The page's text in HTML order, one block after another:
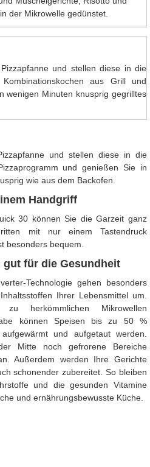
der Mikrowelle gedünstet.
und stellen diese in die
aus Grill und
wenigen Minuten knusprig gegrilltes
und stellen diese in die
und genießen Sie in
wie aus dem Backofen.
Handgriff
30 können Sie die Garzeit ganz
mit nur einem Tastendruck
besonders bequem.
für die Gesundheit
Technologie gehen besonders
Ihrer Lebensmittel um.
herkömmlichen Mikrowellen
können Speisen bis zu 50 %
und aufgetaut werden.
Mitte noch gefrorene Bereiche
Außerdem werden Ihre Gerichte
schonender zubereitet. So bleiben
und die gesunden Vitamine
und ernährungsbewusste Küche.